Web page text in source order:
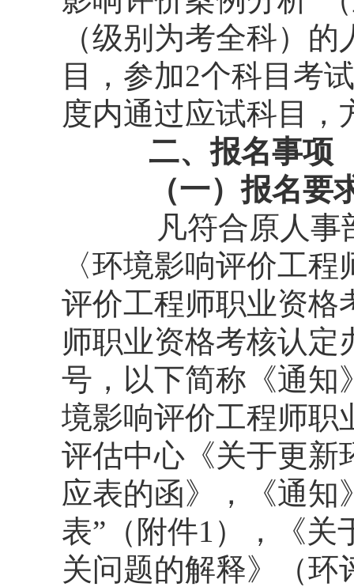
（级别为考全科）
目，参加2个科目考
度内通过应试科目，
二、报名事项
（一）报名要
凡符合原人
〈环境影响评价工
评价工程师职业资格
师职业资格考核认定
号，以下简称《通知
境影响评价工程师职
评估中心《关于更新
应表的函》，《通知
表”（附件1），《
关问题的解释》（环